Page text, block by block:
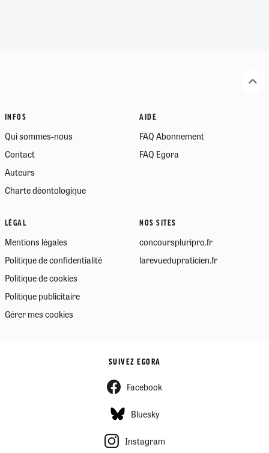
INFOS
Qui sommes-nous
Contact
Auteurs
Charte déontologique
AIDE
FAQ Abonnement
FAQ Egora
LÉGAL
Mentions légales
Politique de confidentialité
Politique de cookies
Politique publicitaire
Gérer mes cookies
NOS SITES
concourspluripro.fr
larevuedupraticien.fr
SUIVEZ EGORA
Facebook
Bluesky
Instagram